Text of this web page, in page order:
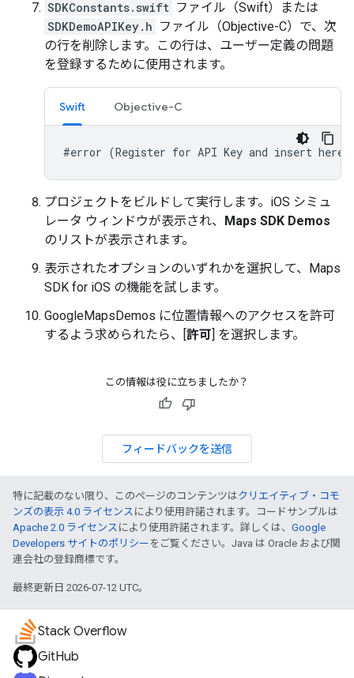
SDKConstants.swift ファイル（Swift）または
SDKDemoAPIKey.h ファイル（Objective-C）で、次
の行を削除します。この行は、ユーザー定義の問題
を登録するために使用されます。
Swift Objective-C
#error (Register for API Key and insert
プロジェクトをビルドして実行します。iOS シミュ
レータ ウィンドウが表示され、
Maps SDK Demos
のリストが表示されます。
表示されたオプションのいずれかを選択して、Maps
SDK for iOS の機能を試します。
GoogleMapsDemos に位置情報へのアクセスを許可
するよう求められたら、[ 許可 ] を選択します。
この情報は役に立ちましたか？
フィードバックを送信
特に記載のない限り、このページのコンテンツはクリエイティブ・コモ
ンズの表示 4.0 ライセンス により使用許諾されます。コードサンプルは
Apache 2.0 ライセンス により使用許諾されます。詳しくは、 Google
Developers サイトのポリシー をご覧ください。Java は Oracle および関
連会社の登録商標です。
最終更新日 2026-07-12 UTC。
Stack Overflow
GitHub